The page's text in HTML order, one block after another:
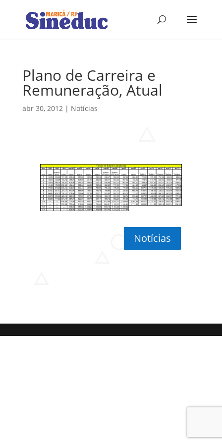
Plano de Carreira e
Remuneração, Atual
abr 30, 2012| Notícias
Notícias